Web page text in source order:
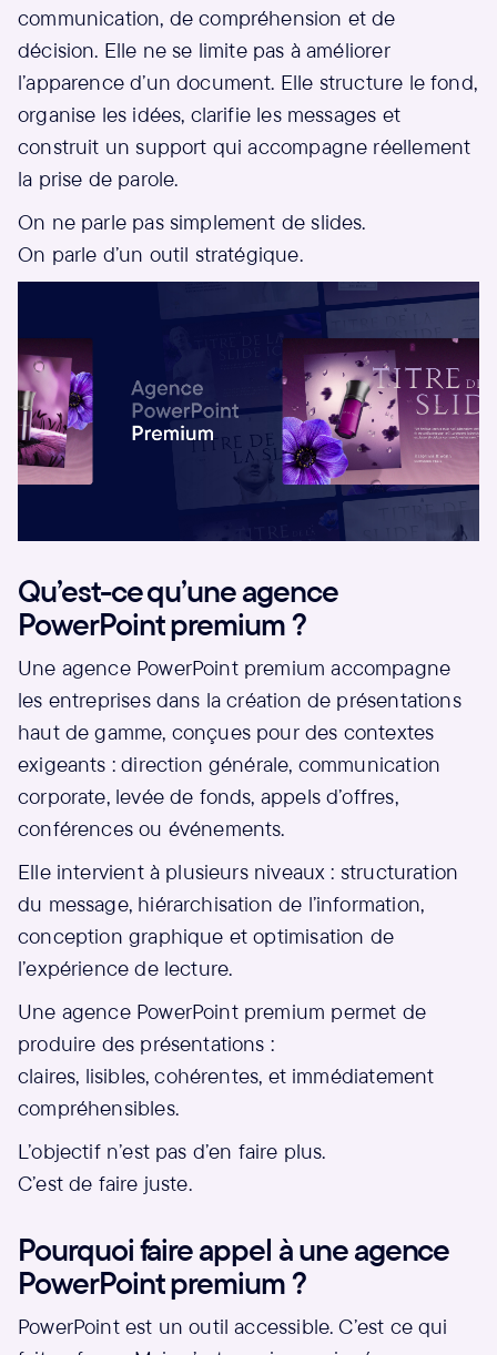
communication, de compréhension et de
décision. Elle ne se limite pas à améliorer
l’apparence d’un document. Elle structure le fond,
organise les idées, clarifie les messages et
construit un support qui accompagne réellement
la prise de parole.
On ne parle pas simplement de slides.
On parle d’un outil stratégique.
Qu’est-ce qu’une agence
PowerPoint premium ?
Une agence PowerPoint premium accompagne
les entreprises dans la création de présentations
haut de gamme, conçues pour des contextes
exigeants : direction générale, communication
corporate, levée de fonds, appels d’offres,
conférences ou événements.
Elle intervient à plusieurs niveaux : structuration
du message, hiérarchisation de l’information,
conception graphique et optimisation de
l’expérience de lecture.
Une agence PowerPoint premium permet de
produire des présentations :
claires, lisibles, cohérentes, et immédiatement
compréhensibles.
L’objectif n’est pas d’en faire plus.
C’est de faire juste.
Pourquoi faire appel à une agence
PowerPoint premium ?
PowerPoint est un outil accessible. C’est ce qui